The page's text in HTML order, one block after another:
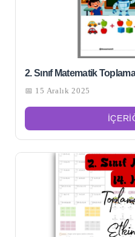
2. Sınıf Matematik
📅 15 Aralık 2025